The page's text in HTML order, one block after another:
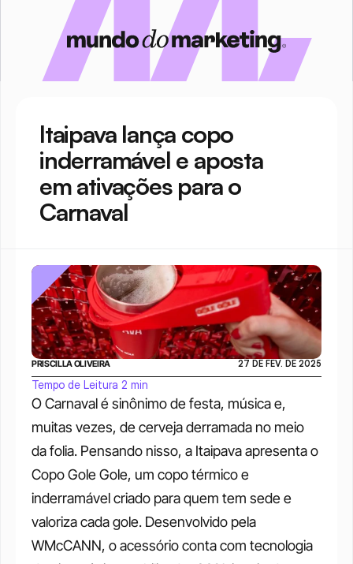
Itaipava lança copo
inderramável e aposta
em ativações para o
Carnaval
O Carnaval é sinônimo de festa, música e,
muitas vezes, de cerveja derramada no meio
da folia. Pensando nisso, a Itaipava apresenta o
Copo Gole Gole, um copo térmico e
inderramável criado para quem tem sede e
valoriza cada gole. Desenvolvido pela
WMcCANN, o acessório conta com tecnologia
PRISCILLA OLIVEIRA 27 DE FEV. DE 2025
Tempo de Leitura 2 min